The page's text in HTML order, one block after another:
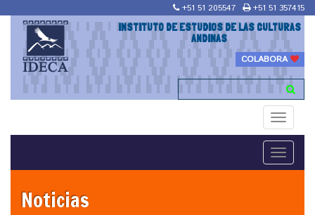
+51 51 205547 +51 51 357415
INSTITUTO DE ESTUDIOS DE LAS CULTURAS
ANDINAS
COLABORA
Toggle
Toggle
Noticias